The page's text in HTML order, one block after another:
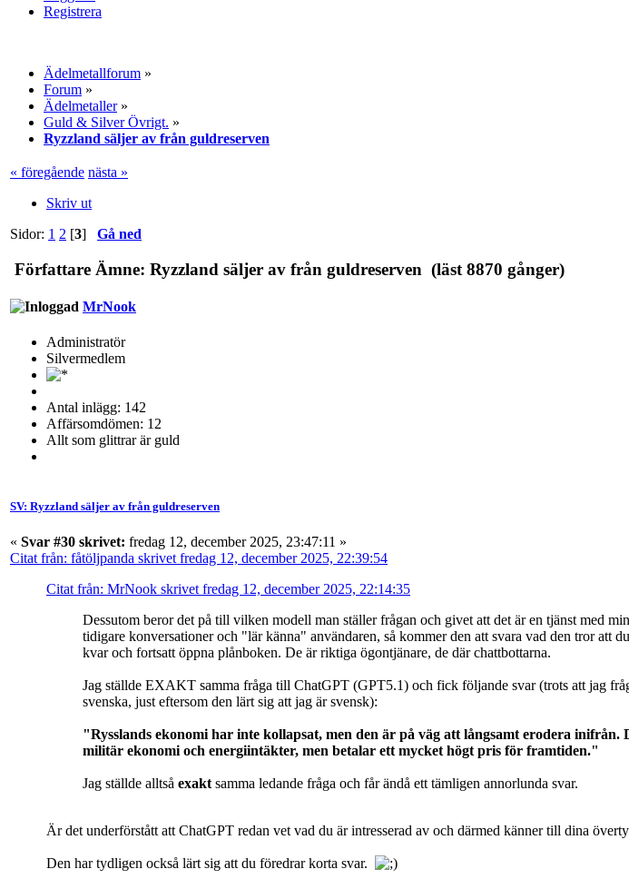
Registrera
Ädelmetallforum »
Forum »
Ädelmetaller»
Guld & Silver Övrigt. »
Ryzzland säljer av från guldreserven
« föregående nästa »
Skriv ut
Sidor: 1 2 [3] Gå ned
Författare Ämne: Ryzzland säljer av från guldreserven (läst 8870 gånger)
MrNook
Administratör
Silvermedlem
Antal inlägg: 142
Affärsomdömen: 12
Allt som glittrar är guld
SV: Ryzzland säljer av från guldreserven
« Svar #30 skrivet: fredag 12, december 2025, 23:47:11 »
Citat från: fåtöljpanda skrivet fredag 12, december 2025, 22:39:54
Citat från: MrNook skrivet fredag 12, december 2025, 22:14:35
Dessutom beror det på till vilken modell man ställer frågan och givet att det är en tjänst med
tidigare konversationer och "lär känna" användaren, så kommer den att svara vad den tror att
kvar och fortsatt öppna plånboken. De är riktiga ögontjänare, de där chattbottarna.
Jag ställde EXAKT samma fråga till ChatGPT (GPT5.1) och fick följande svar (trots att jag
svenska, just eftersom den lärt sig att jag är svensk):
"Rysslands ekonomi har inte kollapsat, men den är på väg att långsamt erodera inifrån.
militär ekonomi och energiintäkter, men betalar ett mycket högt pris för framtiden."
Jag ställde alltså exaktsamma ledande fråga och får ändå ett tämligen annorlunda svar.
Är det underförstått att ChatGPT redan vet vad du är intresserad av och därmed känner till dina
Den har tydligen också lärt sig att du föredrar korta svar.